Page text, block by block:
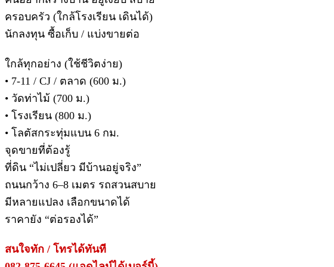
ครอบครัว (ใกล้โรงเรียน เดินได้)
นักลงทุน ซื้อเก็บ / แบ่งขายต่อ
ใกล้ทุกอย่าง (ใช้ชีวิตง่าย)
• 7-11 / CJ / ตลาด (600 ม.)
• วัดท่าไม้ (700 ม.)
• โรงเรียน (800 ม.)
• โลตัสกระทุ่มแบน 6 กม.
จุดขายที่ต้องรู้
ที่ดิน “ไม่เปลี่ยว มีบ้านอยู่จริง”
ถนนกว้าง 6–8 เมตร รถสวนสบาย
มีหลายแปลง เลือกขนาดได้
ราคายัง “ต่อรองได้”
สนใจทัก / โทรได้ทันที